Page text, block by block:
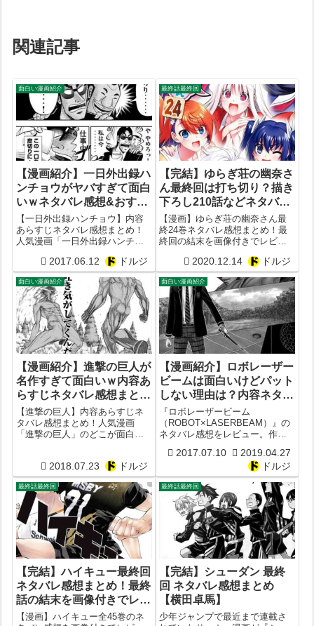
関連記事
面白い漫画紹介
【漫画紹介】一日外出録ハ
ンチョウがヤバすぎて面白
いｗネタバレ感想&おすす
め考察レビューまとめ【カ
イジ】
【一日外出録ハンチョウ】内容
あらすじネタバレ感想まとめ！
人気漫画「一日外出録ハンチョ
底考察してみた！作者は福本伸
行,萩原天晴など。掲載雑誌はヤ
ングマガジン。出版社は講談社
ジャンルはグルメ漫画。
2017.06.12 ドルジ
最終話最終回
【完結】ゆらぎ荘の幽奈さ
ん最終回は打ち切り？描き
下ろし210話などネタバレ
感想レビュー！最後の巻末
コメントは？【ラスト最終
24巻まとめ】
【漫画】ゆらぎ荘の幽奈さん最
終24巻ネタバレ感想まとめ！最
終回の結末を画像付きでレビュ
き下ろし210話がシコすぎた？ラ
スト結末のは打ち切り？【ゆら
ぎそうのゆうなさん】
2020.12.14 ドルジ
面白い漫画紹介
【漫画紹介】進撃の巨人が
名作すぎて面白いｗ内容あ
らすじネタバレ感想まと
め！おすすめ度は？【考察
レビュー】【諫山創】
【進撃の巨人】内容あらすじネ
タバレ感想まとめ！人気漫画
「進撃の巨人」のどこが面白い
別冊少年マガジン。出版社は講
談社。ジャンルはバトル漫画。
2018.07.23 ドルジ
面白い漫画紹介
【漫画紹介】ロボレーザー
ビームは面白いけどパット
しない理由は？内容ネタバ
レ感想まとめ！おすすめ度
を考察レビュー【ゴルフ】
【藤巻忠俊】
『ロボレーザービーム
（ROBOT×LASERBEAM）』の
ネタバレ感想をレビュー。作者
ンプ。出版社は集英社。ジャン
ルは少年コミックのゴルフ漫
画。AmazonのKindleや楽天kobo
などでも試し読み・立ち読み
で...
2017.07.10
2019.04.27
ドルジ
最終話最終回
【完結】ハイキュー最終回
ネタバレ感想まとめ！最終
話の結末を画像付きでレビ
ュー！最後の巻末コメント
【漫画】ハイキュー全45巻のネ
最終話最終回
【完結】シューダン 最終
回 ネタバレ感想まとめ
【横田卓馬】
少年ジャンプで最近まで連載さ